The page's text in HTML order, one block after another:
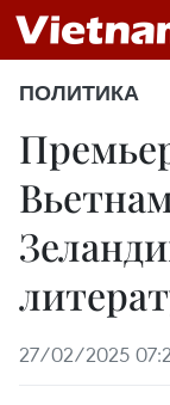
ПОЛИТИКА
27/02/2025